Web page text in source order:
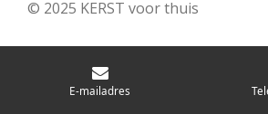
© 2025 KERST voor thuis
E-mailadres